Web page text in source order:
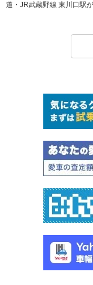
道・JR武蔵野線 東川口駅が